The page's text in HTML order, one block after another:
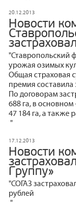
20.12.2013
Новости
"Ставропольский
урожая озимых
Общая страховая
премия составила
По договорам
688 га, в
47 184 га, а также
"
17.12.2013
Новости
Группу»
"СОГАЗ
рублей
"